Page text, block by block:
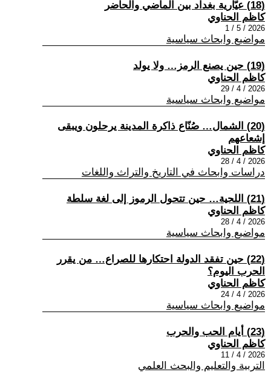
(18) عيّارية بغداد بين الماضي والحاضر
كاظم الحناوي
2026 / 5 / 1
مواضيع وابحاث سياسية
(19) حين يصنع الرمز… ولا يولد
كاظم الحناوي
2026 / 4 / 29
مواضيع وابحاث سياسية
(20) الشمال… صُنّاع ذاكرة المدينة يرحلون ويبقى
إشعاعهم
كاظم الحناوي
2026 / 4 / 28
دراسات وابحاث في التاريخ والتراث واللغات
(21) اللحية… حين تتحول الرموز إلى لغة سلطة
كاظم الحناوي
2026 / 4 / 28
مواضيع وابحاث سياسية
(22) حين تفقد الدولة احتكارها للصراع… من يقرر
الحرب اليوم؟
كاظم الحناوي
2026 / 4 / 24
مواضيع وابحاث سياسية
(23) أيام الحب والحرب
كاظم الحناوي
2026 / 4 / 11
التربية والتعليم والبحث العلمي